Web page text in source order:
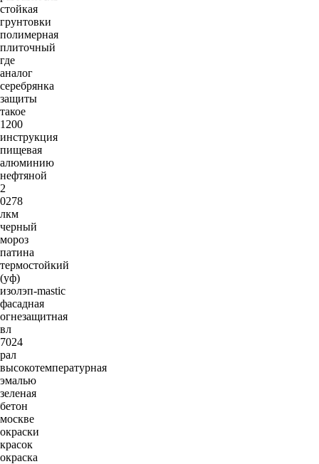
стойкая
грунтовки
полимерная
плиточный
где
аналог
серебрянка
защиты
такое
1200
инструкция
пищевая
алюминию
нефтяной
2
0278
лкм
черный
мороз
патина
термостойкий
(уф)
изолэп-mastic
фасадная
огнезащитная
вл
7024
рал
высокотемпературная
эмалью
зеленая
бетон
москве
окраски
красок
окраска